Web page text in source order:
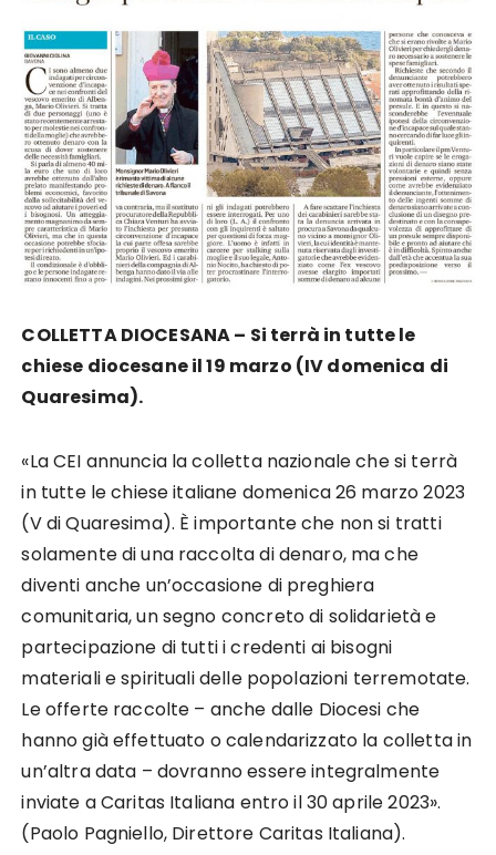
COLLETTA DIOCESANA – Si terrà in tutte le
chiese diocesane il 19 marzo (IV domenica di
Quaresima).
«La CEI annuncia la colletta nazionale che si terrà
in tutte le chiese italiane domenica 26 marzo 2023
(V di Quaresima). È importante che non si tratti
solamente di una raccolta di denaro, ma che
diventi anche un’occasione di preghiera
comunitaria, un segno concreto di solidarietà e
partecipazione di tutti i credenti ai bisogni
materiali e spirituali delle popolazioni terremotate.
Le offerte raccolte – anche dalle Diocesi che
hanno già effettuato o calendarizzato la colletta in
un’altra data – dovranno essere integralmente
inviate a Caritas Italiana entro il 30 aprile 2023».
(Paolo Pagniello, Direttore Caritas Italiana).